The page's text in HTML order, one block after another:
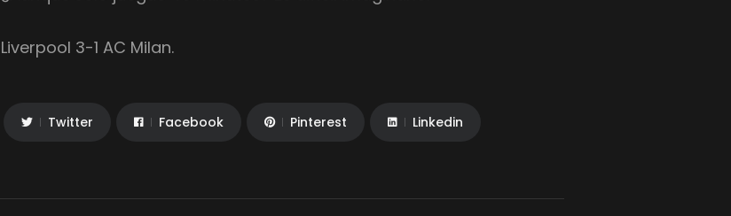
Liverpool 3-1 AC Milan.
Twitter Facebook Pinterest Linkedin